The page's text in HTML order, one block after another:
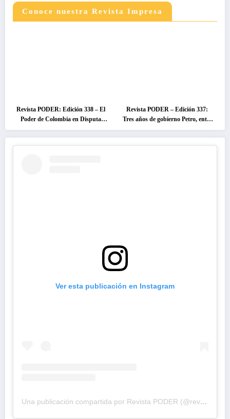
Conoce nuestra Revista Impresa
Revista PODER: Edición 338 – El
Poder de Colombia en Disputa
2026
Revista PODER – Edición 337:
Tres años de gobierno Petro, entre
el cambio prometido y el
desencanto ciudadano
Ver esta publicación en Instagram
Una publicación compartida por Revista PODER (@revistapodercol)